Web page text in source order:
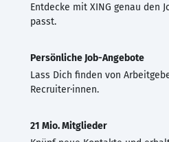
Entdecke mit XING genau den
passt.
Persönliche Job-Angebote
Lass Dich finden von
Recruiter·innen.
21 Mio. Mitglieder